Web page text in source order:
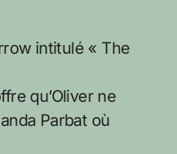
intitulé « The
qu’Oliver ne
Parbat où